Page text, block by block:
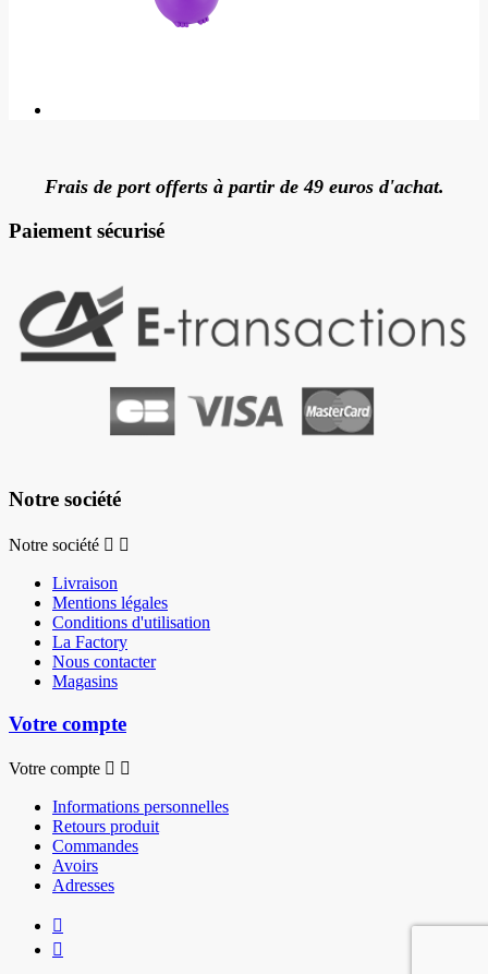
Frais de port offerts à partir de 49 euros d'achat.
Paiement sécurisé
Notre société
Notre société  
Livraison
Mentions légales
Conditions d'utilisation
La Factory
Nous contacter
Magasins
Votre compte
Votre compte  
Informations personnelles
Retours produit
Commandes
Avoirs
Adresses